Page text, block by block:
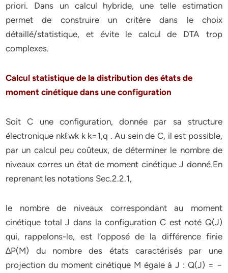
priori. Dans un calcul hybride, une telle estimation
permet de construire un critère dans le choix
détaillé/statistique, et évite le calcul de DTA trop
complexes.
Calcul statistique de la distribution des états de
moment cinétique dans une configuration
Soit C une configuration, donnée par sa structure
électronique nkℓwk k k=1,q . Au sein de C, il est possible,
par un calcul peu coûteux, de déterminer le nombre de
niveaux corres un état de moment cinétique J donné.En
reprenant les notations Sec.2.2.1,
le nombre de niveaux correspondant au moment
cinétique total J dans la configuration C est noté Q(J)
qui, rappelons-le, est l’opposé de la différence finie
∆P(M) du nombre des états caractérisés par une
projection du moment cinétique M égale à J : Q(J) = −